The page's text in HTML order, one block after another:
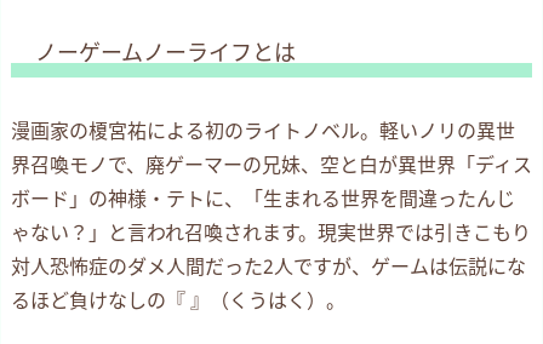
ノーゲームノーライフとは
漫画家の榎宮祐による初のライトノベル。軽いノリの異世
界召喚モノで、廃ゲーマーの兄妹、空と白が異世界「ディス
ボード」の神様・テトに、「生まれる世界を間違ったんじ
ゃない？」と言われ召喚されます。現実世界では引きこもり
対人恐怖症のダメ人間だった2人ですが、ゲームは伝説にな
るほど負けなしの『 』（くうはく）。